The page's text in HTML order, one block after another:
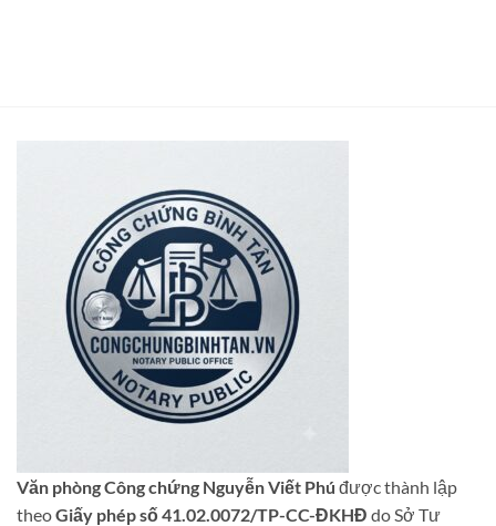
Văn phòng Công chứng Nguyễn Viết Phú được thành lập
theoGiấy phép số 41.02.0072/TP-CC-ĐKHĐ do Sở Tư